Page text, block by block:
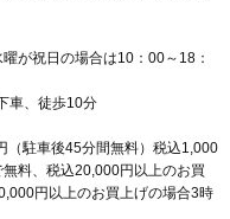
が祝日の場合は10：00～18：
車、徒歩10分
（駐車後45分間無料）税込1,000
料、税込20,000円以上のお買
円以上のお買上げの場合3時